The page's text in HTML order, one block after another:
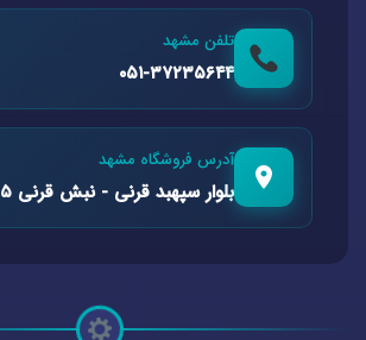
تلفن مشهد
۰۵۱-۳۷۲۳۵۶۴۴
آدرس فروشگاه مشهد
بلوار سپهبد قرنی - نبش قرنی ۳۵